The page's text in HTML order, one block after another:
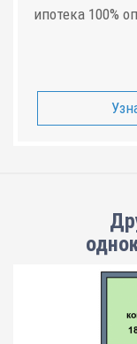
ипотека 100%